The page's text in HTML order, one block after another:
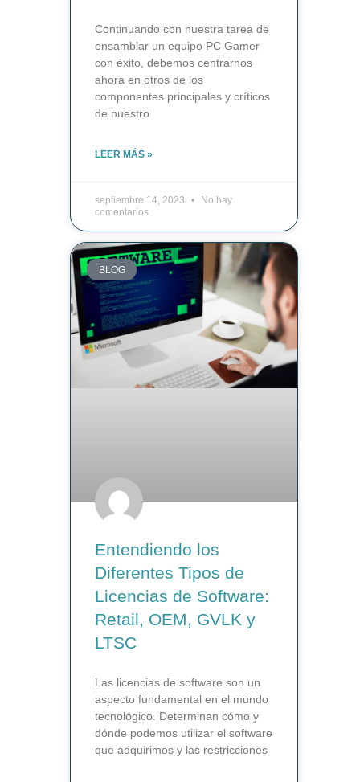
Continuando con nuestra tarea de
ensamblar un equipo PC Gamer
con éxito, debemos centrarnos
ahora en otros de los
componentes principales y críticos
de nuestro
LEER MÁS »
septiembre 14, 2023
No hay
comentarios
BLOG
Entendiendo los
Diferentes Tipos de
Licencias de Software:
Retail, OEM, GVLK y
LTSC
Las licencias de software son un
aspecto fundamental en el mundo
tecnológico. Determinan cómo y
dónde podemos utilizar el software
que adquirimos y las restricciones